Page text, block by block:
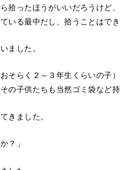
拾ったほうがいいだろうけど
いる最中だし、拾うことはでき
ました。
そらく２～３年生くらいの子
の子供たちも当然ゴミ袋など持
きました。
？」